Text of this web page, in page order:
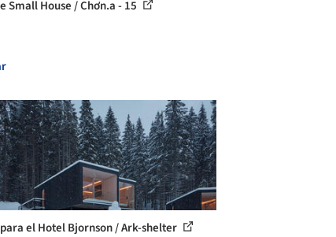
Small House / Chơn.a - 15
el Hotel Bjornson / Ark-shelter